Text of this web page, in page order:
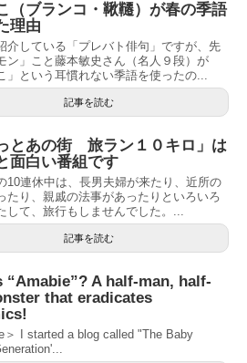
（ブランコ・鞦韆）が春の季語
理由
介している「プレバト俳句」ですが、先
ン」こと藤本敏史さん（名人９段）が
」という耳慣れない季語を使ったの...
記事を読む
とあの街 旅ラン１０キロ」は
面白い番組です
10連休中は、長男夫婦が来たり、近所の
たり、親戚の法事があったりといろいろ
して、旅行もしませんでした。...
記事を読む
“Amabie”? A half-man, half-
that eradicates
＞ I started a blog called "The Baby